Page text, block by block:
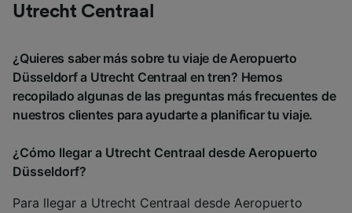
Utrecht Centraal
¿Quieres saber más sobre tu viaje de Aeropuerto
Düsseldorf a Utrecht Centraal en tren? Hemos
recopilado algunas de las preguntas más frecuentes de
nuestros clientes para ayudarte a planificar tu viaje.
¿Cómo llegar a Utrecht Centraal desde Aeropuerto
Düsseldorf?
Para llegar a Utrecht Centraal desde Aeropuerto